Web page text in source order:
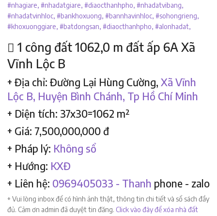
#nhagiare, #nhadatgiare, #diaocthanhpho, #nhadatvibang,
#nhadatvinhloc, #bankhoxuong, #bannhavinhloc, #sohongrieng,
#khoxuonggiare, #batdongsan, #diaocthanhpho, #alonhadat,
1 công đất 1062,0 m đất ấp 6A Xã
Vĩnh Lộc B
+ Địa chỉ: Đường Lại Hùng Cường, Xã Vĩnh
Lộc B, Huyện Bình Chánh, Tp Hồ Chí Minh
+ Diện tích: 37x30=1062 m²
+ Giá: 7,500,000,000 đ
+ Pháp lý: Không sổ
+ Hướng: KXĐ
+ Liên hệ: 0969405033 - Thanh phone - zalo
+ Vui lòng inbox để có hình ảnh thật, thông tin chi tiết và sổ sách đầy
đủ. Cảm ơn admin đã duyệt tin đăng. Click vào đây để xóa nhà đất